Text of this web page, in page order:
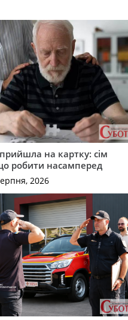
на картку: сім
робити насамперед
2026